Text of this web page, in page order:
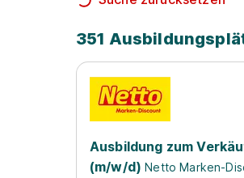
351
Ausbildung zum
(m/w/d) Netto Marken-